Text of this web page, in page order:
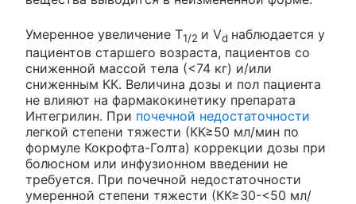
Умеренное увеличение T1/2 и Vd наблюдается у
пациентов старшего возраста, пациентов со
сниженной массой тела (<74 кг) и/или
сниженным КК. Величина дозы и пол пациента
не влияют на фармакокинетику препарата
Интегрилин. При почечной недостаточности
легкой степени тяжести (КК≥50 мл/мин по
формуле Кокрофта-Голта) коррекции дозы при
болюсном или инфузионном введении не
требуется. При почечной недостаточности
умеренной степени тяжести (КК≥30-<50 мл/